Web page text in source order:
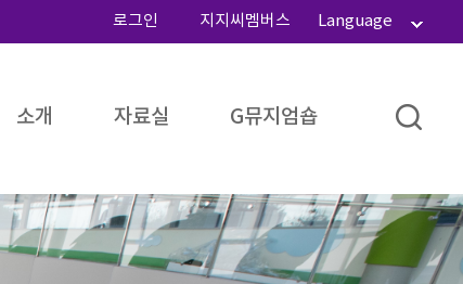
로그인 지지씨멤버스 Language
소개 자료실 G뮤지엄숍